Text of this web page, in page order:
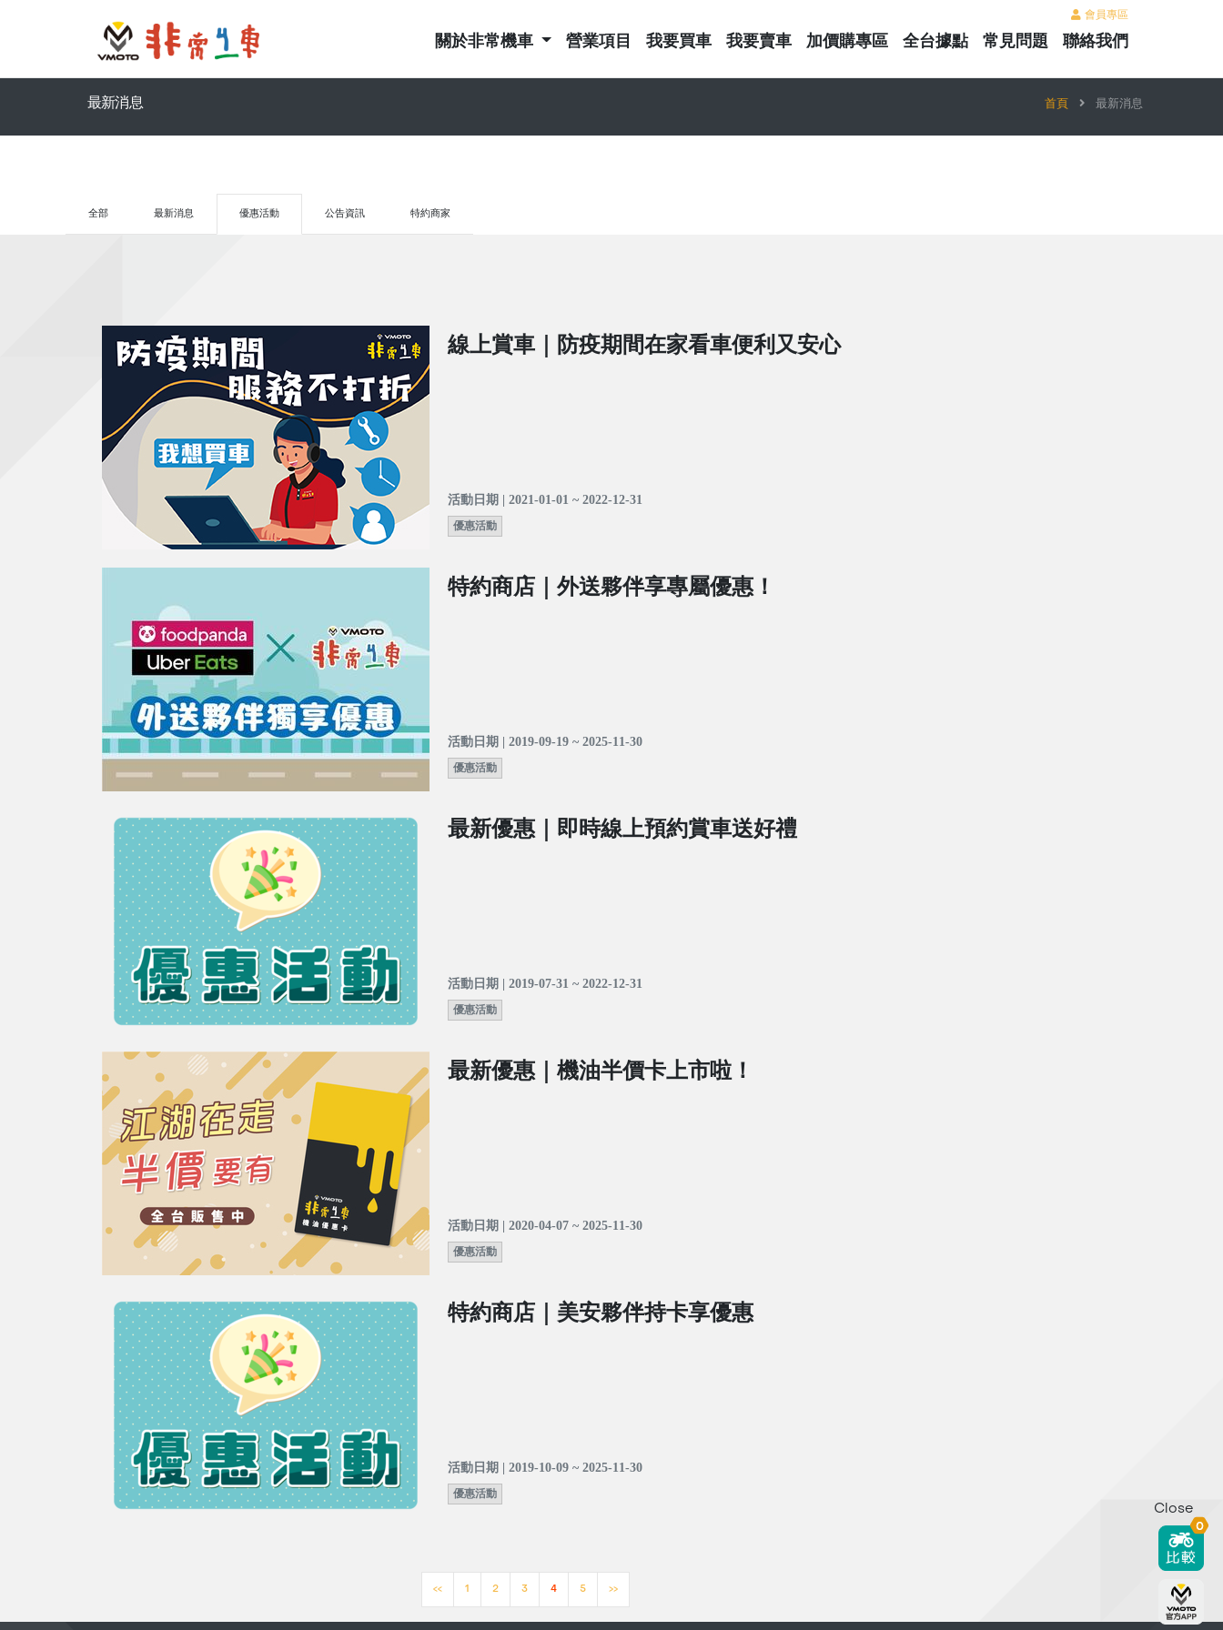
會員專區
關於非常機車 營業項目 我要買車 我要賣車 加價購專區 全台據點 常見問題 聯絡我們
最新消息 首頁 最新消息
全部 最新消息 優惠活動 公告資訊 特約商家
線上賞車｜防疫期間在家看車便利又安心
活動日期 | 2021-01-01 ~ 2022-12-31
優惠活動
特約商店｜外送夥伴享專屬優惠！
活動日期 | 2019-09-19 ~ 2025-11-30
優惠活動
最新優惠｜即時線上預約賞車送好禮
活動日期 | 2019-07-31 ~ 2022-12-31
優惠活動
最新優惠｜機油半價卡上市啦！
活動日期 | 2020-04-07 ~ 2025-11-30
優惠活動
特約商店｜美安夥伴持卡享優惠
活動日期 | 2019-10-09 ~ 2025-11-30
優惠活動
<< 1 2 3 4 5 >>
Close
0